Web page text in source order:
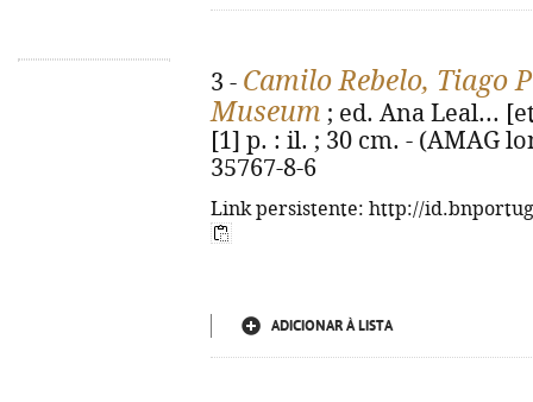
3 - Camilo Rebelo, Tiago
Museum ; ed. Ana Leal...
[1] p. : il. ; 30 cm. - (AMAG
35767-8-6
Link persistente: http://
ADICIONAR À LISTA